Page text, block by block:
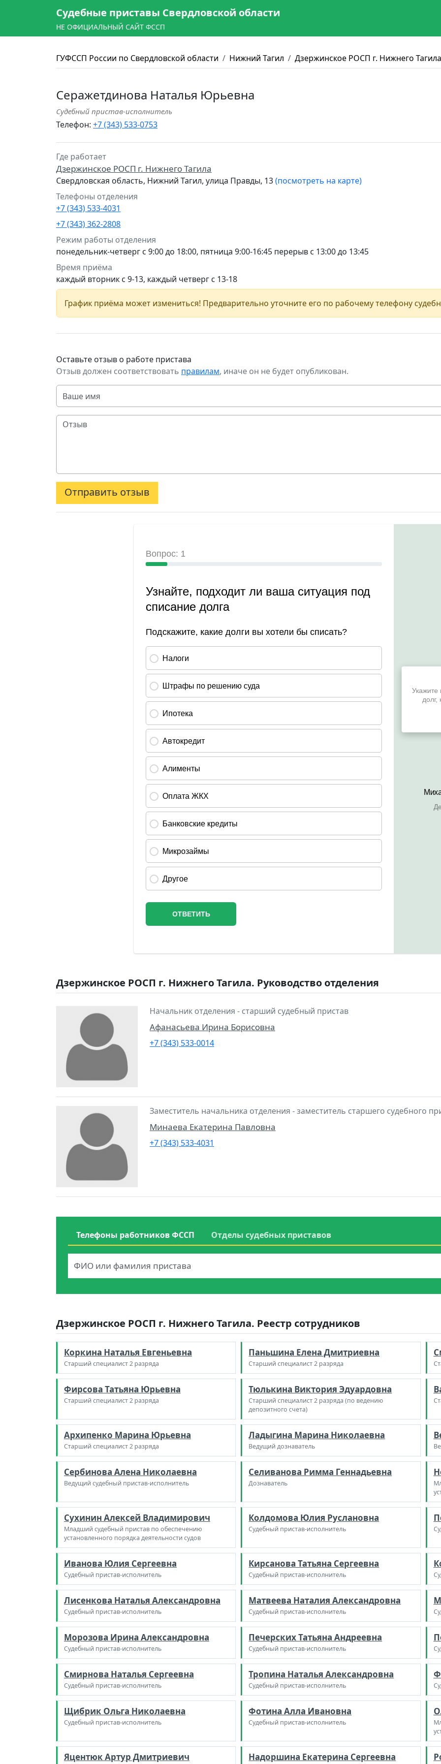
Судебные приставы Свердловской области
НЕ ОФИЦИАЛЬНЫЙ САЙТ ФССП
ГУФССП России по Свердловской области Нижний Тагил Дзержинское РОСП г. Нижнего Тагила
Серажетдинова Наталья Юрьевна
Судебный пристав-исполнитель
Телефон: +7 (343) 533-0753
Где работает
Дзержинское РОСП г. Нижнего Тагила
Свердловская область, Нижний Тагил, улица Правды, 13(посмотреть на карте)
Телефоны отделения
+7 (343) 533-4031
+7 (343) 362-2808
Режим работы отделения
понедельник-четверг с 9:00 до 18:00, пятница 9:00-16:45 перерыв с 13:00 до 13:45
Время приёма
каждый вторник с 9-13, каждый четверг с 13-18
График приёма может измениться! Предварительно уточните его по рабочему телефону
Оставьте отзыв о работе пристава
Отзыв должен соответствовать правилам, иначе он не будет опубликован.
Отправить отзыв
Дзержинское РОСП г. Нижнего Тагила. Руководство отделения
Начальник отделения - старший судебный пристав
Афанасьева Ирина Борисовна
+7 (343) 533-0014
Заместитель начальника отделения - заместитель старшего судебного
Минаева Екатерина Павловна
+7 (343) 533-4031
Телефоны работников ФССП Отделы судебных приставов
Дзержинское РОСП г. Нижнего Тагила. Реестр сотрудников
Коркина Наталья Евгеньевна
Старший специалист 2 разряда
Паньшина Елена Дмитриевна
Старший специалист 2 разряда
Фирсова Татьяна Юрьевна
Старший специалист 2 разряда
Тюлькина Виктория Эдуардовна
Старший специалист 2 разряда (по ведению
депозитного счета)
Архипенко Марина Юрьевна
Старший специалист 2 разряда
Ладыгина Марина Николаевна
Ведущий дознаватель
Сербинова Алена Николаевна
Ведущий судебный пристав-исполнитель
Селиванова Римма Геннадьевна
Дознаватель
Сухинин Алексей Владимирович
Младший судебный пристав по обеспечению
установленного порядка деятельности судов
Колдомова Юлия Руслановна
Судебный пристав-исполнитель
Иванова Юлия Сергеевна
Судебный пристав-исполнитель
Кирсанова Татьяна Сергеевна
Судебный пристав-исполнитель
Лисенкова Наталья Александровна
Судебный пристав-исполнитель
Матвеева Наталия Александровна
Судебный пристав-исполнитель
Морозова Ирина Александровна
Судебный пристав-исполнитель
Печерских Татьяна Андреевна
Судебный пристав-исполнитель
Смирнова Наталья Сергеевна
Судебный пристав-исполнитель
Тропина Наталья Александровна
Судебный пристав-исполнитель
Щибрик Ольга Николаевна
Судебный пристав-исполнитель
Фотина Алла Ивановна
Судебный пристав-исполнитель
Яцентюк Артур Дмитриевич Надоршина Екатерина Сергеевна